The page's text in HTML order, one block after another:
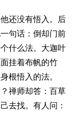
还没有悟入。后
句话：倒却门前
什么法。大迦叶
挂着布帆的竹
根悟入的法。
禅师却答：百草
去找。有人问：